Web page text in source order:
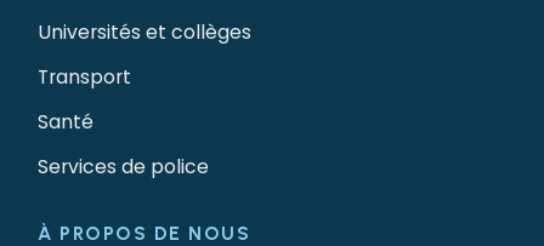
À PROPOS DE NOUS
Universités et collèges
Transport
Santé
Services de police